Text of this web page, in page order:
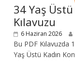
34 Yaş
Kılavuzu
6 Haziran 2026
Bu PDF Kılavuzda
Yaş Üstü Kadın